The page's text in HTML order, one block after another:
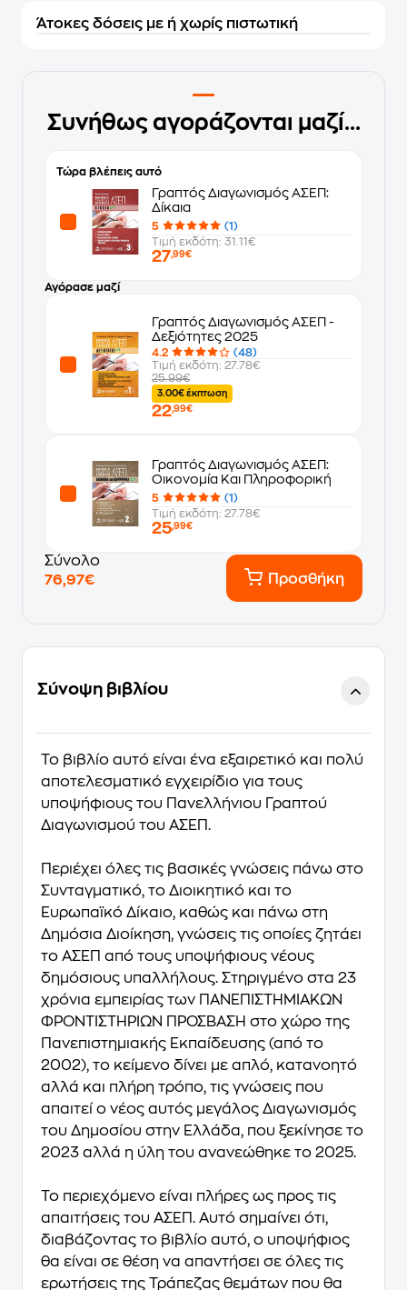
Άτοκες δόσεις με ή χωρίς πιστωτική
Συνήθως αγοράζονται μαζί...
Τώρα βλέπεις αυτό
Γραπτός Διαγωνισμός ΑΣΕΠ:
Δίκαια
5
(1)
Τιμή εκδότη: 31.11€
27,99€
Αγόρασε μαζί
Γραπτός Διαγωνισμός ΑΣΕΠ -
Δεξιότητες 2025
4.2
(48)
Τιμή εκδότη: 27.78€
25.99€
3.00€ έκπτωση
22,99€
Γραπτός Διαγωνισμός ΑΣΕΠ:
Οικονομία Και Πληροφορική
5
(1)
Τιμή εκδότη: 27.78€
25,99€
Σύνολο
76,97€
Προσθήκη
Σύνοψη βιβλίου
Το βιβλίο αυτό είναι ένα εξαιρετικό και πολύ
αποτελεσματικό εγχειρίδιο για τους
υποψήφιους του Πανελλήνιου Γραπτού
Διαγωνισμού του ΑΣΕΠ.
Περιέχει όλες τις βασικές γνώσεις πάνω στο
Συνταγματικό, το Διοικητικό και το
Ευρωπαϊκό Δίκαιο, καθώς και πάνω στη
Δημόσια Διοίκηση, γνώσεις τις οποίες ζητάει
το ΑΣΕΠ από τους υποψήφιους νέους
δημόσιους υπαλλήλους. Στηριγμένο στα 23
χρόνια εμπειρίας των ΠΑΝΕΠΙΣΤΗΜΙΑΚΩΝ
ΦΡΟΝΤΙΣΤΗΡΙΩΝ ΠΡΟΣΒΑΣΗ στο χώρο της
Πανεπιστημιακής Εκπαίδευσης (από το
2002), το κείμενο δίνει με απλό, κατανοητό
αλλά και πλήρη τρόπο, τις γνώσεις που
απαιτεί ο νέος αυτός μεγάλος Διαγωνισμός
του Δημοσίου στην Ελλάδα, που ξεκίνησε το
2023 αλλά η ύλη του ανανεώθηκε το 2025.
Το περιεχόμενο είναι πλήρες ως προς τις
απαιτήσεις του ΑΣΕΠ. Αυτό σημαίνει ότι,
διαβάζοντας το βιβλίο αυτό, ο υποψήφιος
θα είναι σε θέση να απαντήσει σε όλες τις
ερωτήσεις της Τράπεζας θεμάτων που θα